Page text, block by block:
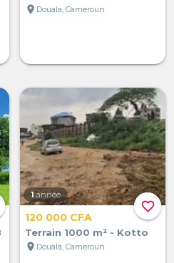
location_on Douala, Cameroun
favorite_border
1 année
120 000 CFA
Terrain 1000 m² - Kotto
location_on Douala, Cameroun